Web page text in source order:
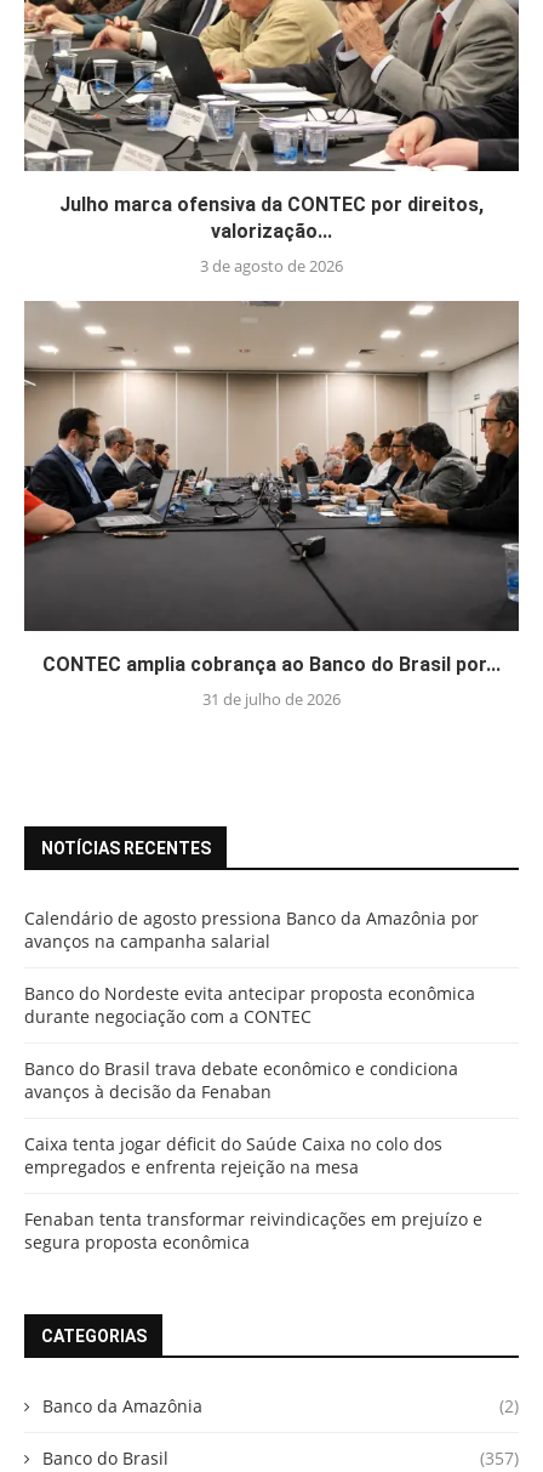
Julho marca ofensiva da CONTEC por direitos,
valorização...
3 de agosto de 2026
CONTEC amplia cobrança ao Banco do Brasil por...
31 de julho de 2026
NOTÍCIAS RECENTES
Calendário de agosto pressiona Banco da Amazônia por
avanços na campanha salarial
Banco do Nordeste evita antecipar proposta econômica
durante negociação com a CONTEC
Banco do Brasil trava debate econômico e condiciona
avanços à decisão da Fenaban
Caixa tenta jogar déficit do Saúde Caixa no colo dos
empregados e enfrenta rejeição na mesa
Fenaban tenta transformar reivindicações em prejuízo e
segura proposta econômica
CATEGORIAS
Banco da Amazônia (2)
Banco do Brasil (357)